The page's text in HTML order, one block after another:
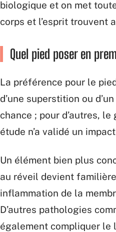
biologique et on met
corps et l’esprit trouvent
Quel pied poser en
La préférence pour le
d’une superstition ou
chance ; pour d’autres,
étude n’a validé un
Un élément bien plus
au réveil devient
inflammation de la
D’autres pathologies
également compliquer le